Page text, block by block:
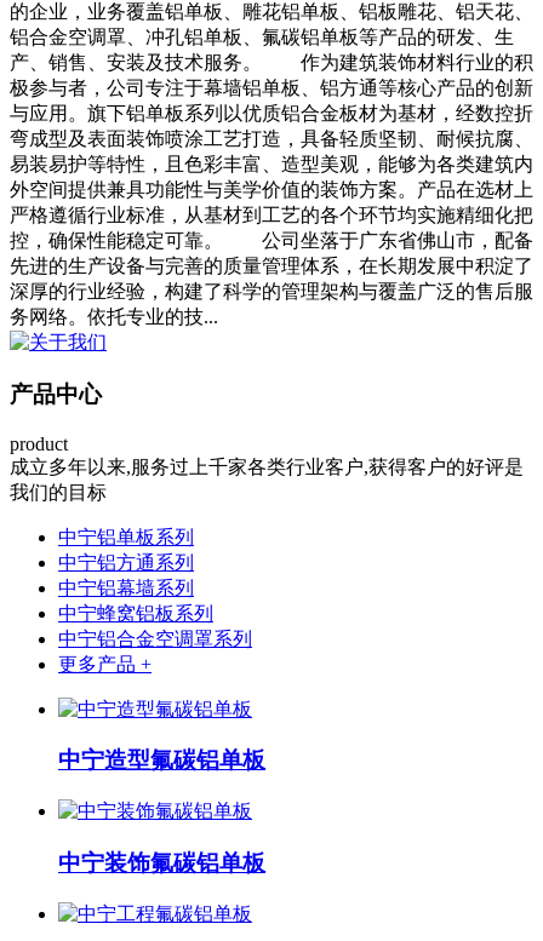
的企业，业务覆盖铝单板、雕花铝单板、铝板雕花、铝天花、
铝合金空调罩、冲孔铝单板、氟碳铝单板等产品的研发、生
产、销售、安装及技术服务。 作为建筑装饰材料行业的积
极参与者，公司专注于幕墙铝单板、铝方通等核心产品的创新
与应用。旗下铝单板系列以优质铝合金板材为基材，经数控折
弯成型及表面装饰喷涂工艺打造，具备轻质坚韧、耐候抗腐、
易装易护等特性，且色彩丰富、造型美观，能够为各类建筑内
外空间提供兼具功能性与美学价值的装饰方案。产品在选材上
严格遵循行业标准，从基材到工艺的各个环节均实施精细化把
控，确保性能稳定可靠。 公司坐落于广东省佛山市，配备
先进的生产设备与完善的质量管理体系，在长期发展中积淀了
深厚的行业经验，构建了科学的管理架构与覆盖广泛的售后服
务网络。依托专业的技...
产品中心
product
成立多年以来,服务过上千家各类行业客户,获得客户的好评是
我们的目标
中宁铝单板系列
中宁铝方通系列
中宁铝幕墙系列
中宁蜂窝铝板系列
中宁铝合金空调罩系列
更多产品 +
中宁造型氟碳铝单板
中宁装饰氟碳铝单板